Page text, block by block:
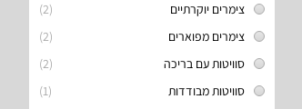
(2)
צימרים יוקרתיים
(2)
צימרים מפוארים
(2)
סוויטות עם בריכה
(1)
סוויטות מבודדות